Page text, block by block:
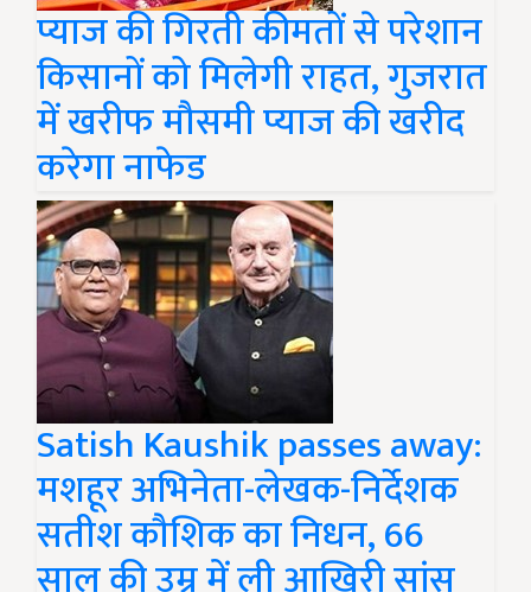
प्याज की गिरती कीमतों से परेशान
किसानों को मिलेगी राहत, गुजरात
में खरीफ मौसमी प्याज की खरीद
करेगा नाफेड
Satish Kaushik passes away:
मशहूर अभिनेता-लेखक-निर्देशक
सतीश कौशिक का निधन, 66